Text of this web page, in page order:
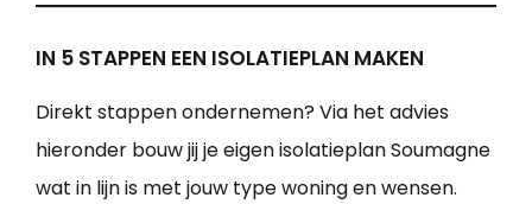
IN 5 STAPPEN EEN ISOLATIEPLAN MAKEN
Direkt stappen ondernemen? Via het advies
hieronder bouw jij je eigen isolatieplan Soumagne
wat in lijn is met jouw type woning en wensen.